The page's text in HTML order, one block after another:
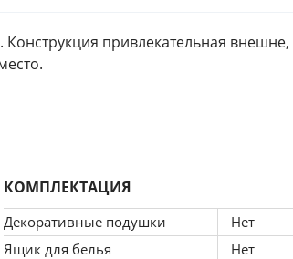
привлекательная внешне,
безопасностью для здоровья и
свойств.
КОМПЛЕКТАЦИЯ
Декоративные подушки
Нет
Ящик для белья
Нет